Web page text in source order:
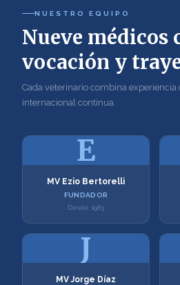
NUESTRO EQUIPO
Nueve médicos
vocación y
Cada veterinario combina
internacional continua.
E
MV Ezio Bertorelli
FUNDADOR
Desde 1983
J
MV Jorge Díaz